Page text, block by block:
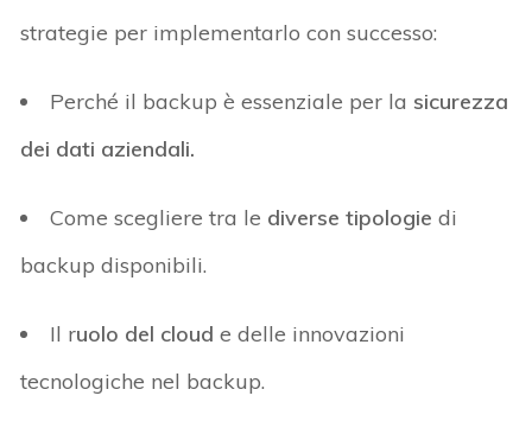
strategie per implementarlo con successo:
Perché il backup è essenziale per la sicurezza
dei dati aziendali.
Come scegliere tra le diverse tipologiedi
backup disponibili.
Il ruolo del cloud e delle innovazioni
tecnologiche nel backup.